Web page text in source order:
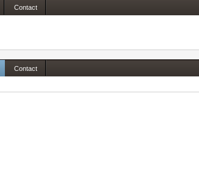
Contact
Contact